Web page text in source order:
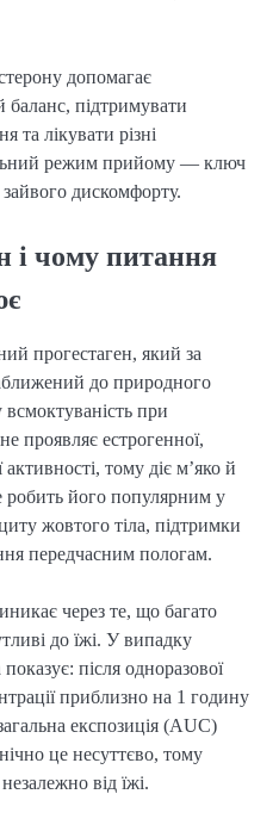
допомагає
підтримувати
та лікувати різні
режим прийому — ключ
дискомфорту.
і чому питання
прогестаген, який за
до природного
при
проявляє естрогенної,
тому діє м’яко й
робить його популярним у
жовтого тіла, підтримки
передчасним пологам.
через те, що багато
до їжі. У випадку
після одноразової
приблизно на 1 годину
експозиція (AUC)
це несуттєво, тому
від їжі.